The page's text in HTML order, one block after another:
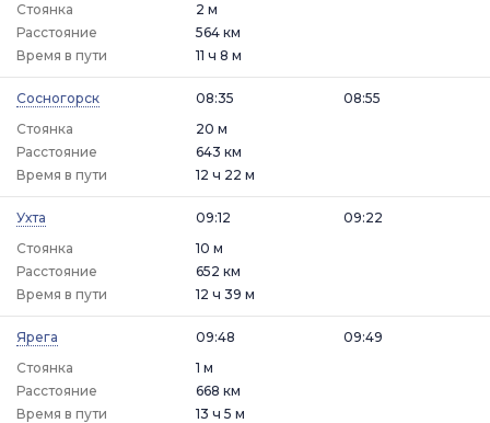
Стоянка
2 м
Расстояние
564 км
Время в пути
11 ч 8 м
Сосногорск
08:35
Стоянка
20 м
08:55
Расстояние
643 км
Время в пути
12 ч 22 м
Ухта
09:12
Стоянка
10 м
09:22
Расстояние
652 км
Время в пути
12 ч 39 м
Ярега
09:48
Стоянка
1 м
09:49
Расстояние
668 км
Время в пути
13 ч 5 м